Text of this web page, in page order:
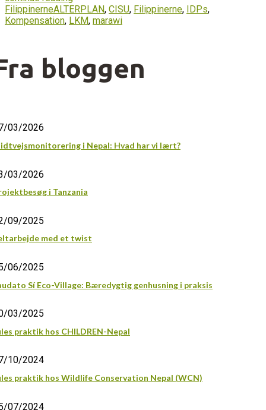
FilippinerneALTERPLAN, CISU, Filippinerne, IDPs,
Kompensation, LKM, marawi
bloggen
03/2026
i Nepal: Hvad har vi lært?
03/2026
i Tanzania
09/2025
med et twist
06/2025
Sí Eco-Village: Bæredygtig genhusning i praksis
03/2025
praktik hos CHILDREN-Nepal
10/2024
praktik hos Wildlife Conservation Nepal (WCN)
07/2024